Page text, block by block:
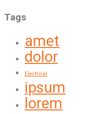
Tags
amet
dolor
Electrical
ipsum
lorem